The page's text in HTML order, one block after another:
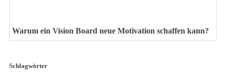
Warum ein Vision Board neue Motivation schaffen kann?
Schlagwörter